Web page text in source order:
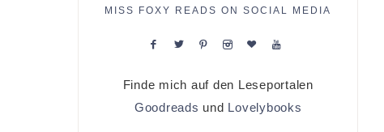
MISS FOXY READS ON SOCIAL MEDIA
Finde mich auf den Leseportalen
Goodreads und Lovelybooks